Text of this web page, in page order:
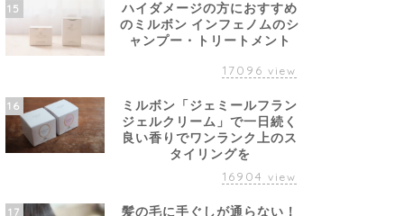
15
ハイダメージの方におすすめ
のミルボン インフェノムのシ
ャンプー・トリートメント
17096 view
16
ミルボン「ジェミールフラン
ジェルクリーム」で一日続く
良い香りでワンランク上のス
タイリングを
16904 view
17 髪の毛に手ぐしが通らない！